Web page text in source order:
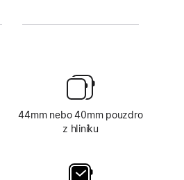
44mm nebo 40mm pouzdro
z hliníku